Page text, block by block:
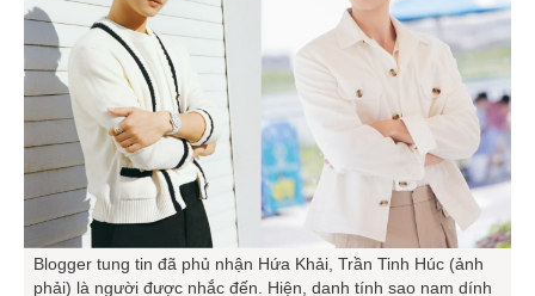
Blogger tung tin đã phủ nhận Hứa Khải, Trần Tinh Húc (ảnh
phải) là người được nhắc đến. Hiện, danh tính sao nam dính